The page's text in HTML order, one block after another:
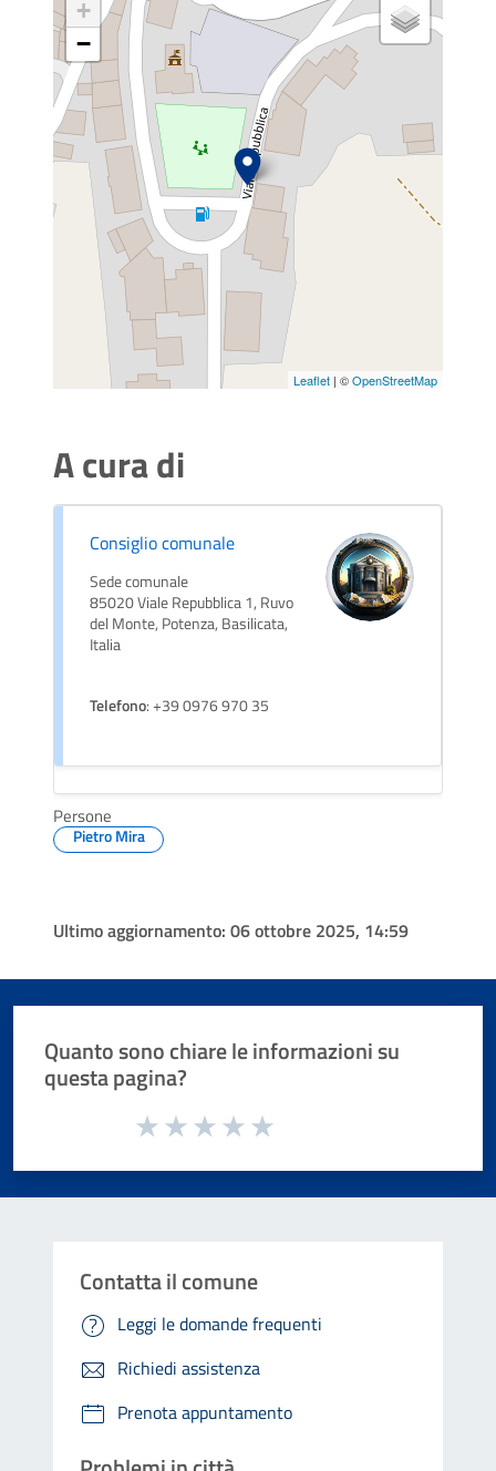
+
−
Leaflet | ©OpenStreetMap
A cura di
Consiglio comunale
Sede comunale
85020 Viale Repubblica 1, Ruvo
del Monte, Potenza, Basilicata,
Italia
Telefono: +39 0976 970 35
Persone
Pietro Mira
Ultimo aggiornamento: 06 ottobre 2025, 14:59
Quanto sono chiare le informazioni su
questa pagina?
Valuta da 1 a 5 stelle la pagina
Contatta il comune
Leggi le domande frequenti
Richiedi assistenza
Prenota appuntamento